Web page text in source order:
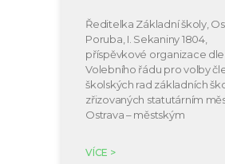
Ředitelka Základní školy,
Poruba, I. Sekaniny 1804,
příspěvkové organizace dle
Volebního řádu pro volby
školských rad základních
zřizovaných statutárním
Ostrava – městským
VÍCE >